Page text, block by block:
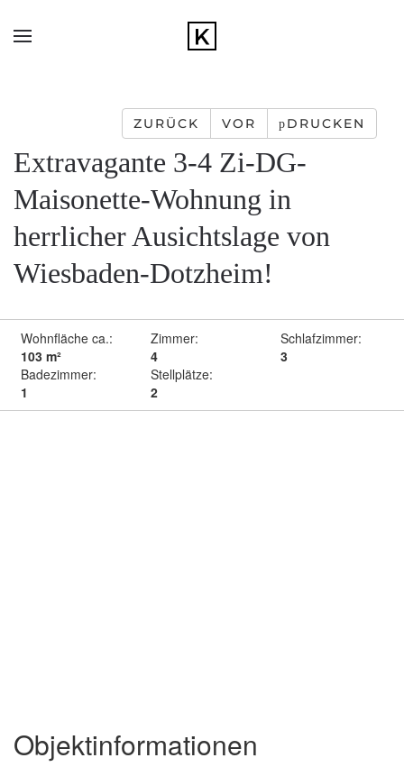
Zum Hauptinhalt springen
ZURÜCK VOR DRUCKEN
Extravagante 3-4 Zi-DG-
Maisonette-Wohnung in
herrlicher Ausichtslage von
Wiesbaden-Dotzheim!
Wohnfläche ca.:
103 m²
Zimmer:
4
Schlafzimmer:
3
Badezimmer:
1
Stellplätze:
2
Objektinformationen